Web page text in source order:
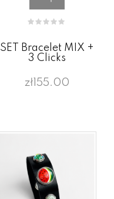
SET Bracelet MIX +
3 Clicks
zł155.00